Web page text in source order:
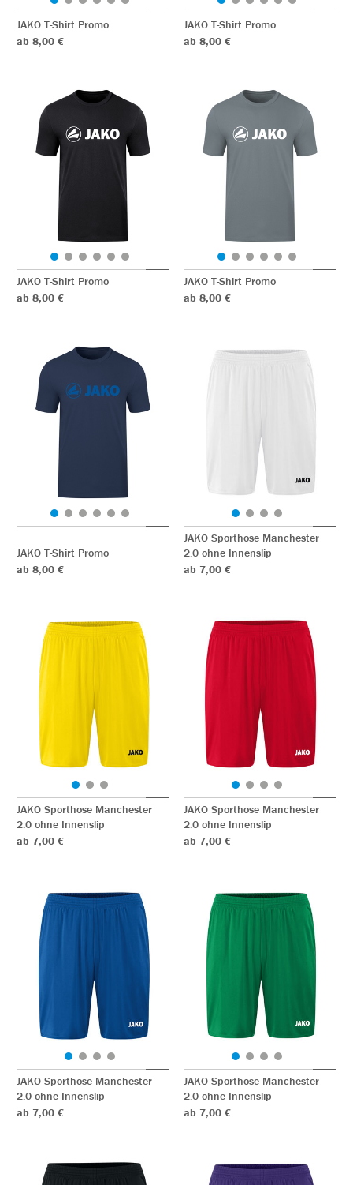
JAKO T-Shirt Promo
ab 8,00 €
JAKO T-Shirt Promo
ab 8,00 €
JAKO T-Shirt Promo
ab 8,00 €
JAKO T-Shirt Promo
ab 8,00 €
JAKO T-Shirt Promo
ab 8,00 €
JAKO Sporthose Manchester
2.0 ohne Innenslip
ab 7,00 €
JAKO Sporthose Manchester
2.0 ohne Innenslip
ab 7,00 €
JAKO Sporthose Manchester
2.0 ohne Innenslip
ab 7,00 €
JAKO Sporthose Manchester
2.0 ohne Innenslip
ab 7,00 €
JAKO Sporthose Manchester
2.0 ohne Innenslip
ab 7,00 €